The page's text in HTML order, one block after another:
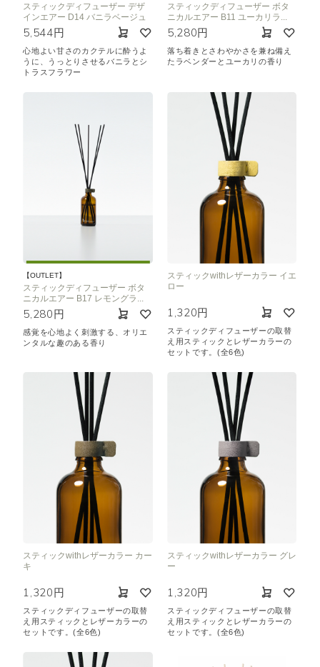
スティックディフューザー デザ
インエアー D14 バニラベージュ
5,544円
心地よい甘さのカクテルに酔うよ
うに、うっとりさせるバニラとシ
トラスフラワー
スティックディフューザー ボタ
ニカルエアー B11 ユーカリラ...
5,280円
落ち着きとさわやかさを兼ね備え
たラベンダーとユーカリの香り
【OUTLET】
スティックディフューザー ボタ
ニカルエアー B17 レモングラ...
5,280円
感覚を心地よく刺激する、オリエ
ンタルな趣のある香り
スティックwithレザーカラー イエ
ロー
1,320円
スティックディフューザーの取替
え用スティックとレザーカラーの
セットです。(全6色)
スティックwithレザーカラー カー
キ
1,320円
スティックディフューザーの取替
え用スティックとレザーカラーの
セットです。(全6色)
スティックwithレザーカラー グレ
ー
1,320円
スティックディフューザーの取替
え用スティックとレザーカラーの
セットです。(全6色)